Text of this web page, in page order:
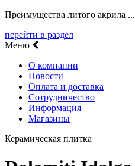
Преимущества литого акрила ...
перейти в раздел
Меню
О компании
Новости
Оплата и доставка
Сотрудничество
Информация
Магазины
Керамическая плитка